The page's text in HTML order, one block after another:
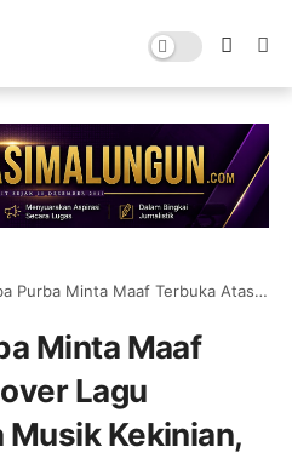
Terbuka Atas Cover Lagu Simalungun Era Musik Kekinian, Penikmat Lagu Simalungun Apresiasi
Minta Maaf
Lagu
Musik Kekinian,